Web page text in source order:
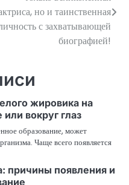
но и таинственная
с захватывающей
биографией!
жировика на
вокруг глаз
образование, может
Чаще всего появляется
причины появления и